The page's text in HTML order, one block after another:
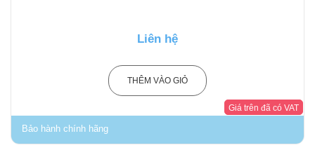
Liên hệ
THÊM VÀO GIỎ
Bảo hành chính hãng
Giá trên đã có VAT